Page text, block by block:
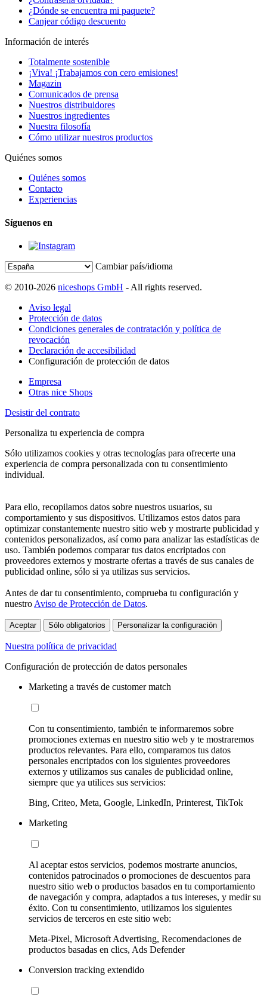
¿Dónde se encuentra mi paquete?
Canjear código descuento
Información de interés
Totalmente sostenible
¡Viva! ¡Trabajamos con cero emisiones!
Magazin
Comunicados de prensa
Nuestros distribuidores
Nuestros ingredientes
Nuestra filosofía
Cómo utilizar nuestros productos
Quiénes somos
Quiénes somos
Contacto
Experiencias
Síguenos en
Cambiar país/idioma
© 2010-2026 niceshops GmbH - All rights reserved.
Aviso legal
Protección de datos
Condiciones generales de contratación y política de
revocación
Declaración de accesibilidad
Configuración de protección de datos
Empresa
Otras nice Shops
Desistir del contrato
Personaliza tu experiencia de compra
Sólo utilizamos cookies y otras tecnologías para ofrecerte una
experiencia de compra personalizada con tu consentimiento
individual.
Para ello, recopilamos datos sobre nuestros usuarios, su
comportamiento y sus dispositivos. Utilizamos estos datos para
optimizar constantemente nuestro sitio web y mostrarte publicidad y
contenidos personalizados, así como para analizar las estadísticas de
uso. También podemos comparar tus datos encriptados con
proveedores externos y mostrarte ofertas a través de sus canales de
publicidad online, sólo si ya utilizas sus servicios.
Antes de dar tu consentimiento, comprueba tu configuración y
nuestro Aviso de Protección de Datos.
Aceptar Sólo obligatorios Personalizar la configuración
Nuestra política de privacidad
Configuración de protección de datos personales
Marketing a través de customer match
Con tu consentimiento, también te informaremos sobre
promociones externas en nuestro sitio web y te mostraremos
productos relevantes. Para ello, comparamos tus datos
personales encriptados con los siguientes proveedores
externos y utilizamos sus canales de publicidad online,
siempre que ya utilices sus servicios:
Bing, Criteo, Meta, Google, LinkedIn, Printerest, TikTok
Marketing
Al aceptar estos servicios, podemos mostrarte anuncios,
contenidos patrocinados o promociones de descuentos para
nuestro sitio web o productos basados en tu comportamiento
de navegación y compra, adaptados a tus intereses, y medir su
éxito. Con tu consentimiento, utilizamos los siguientes
servicios de terceros en este sitio web:
Meta-Pixel, Microsoft Advertising, Recomendaciones de
productos basadas en clics, Ads Defender
Conversion tracking extendido